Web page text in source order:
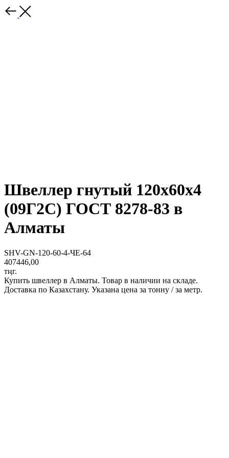
Швеллер гнутый 120x60x4
(09Г2С) ГОСТ 8278-83 в
Алматы
SHV-GN-120-60-4-ЧЕ-64
407446,00
тңг.
Купить швеллер в Алматы. Товар в наличии на складе.
Доставка по Казахстану. Указана цена за тонну / за метр.